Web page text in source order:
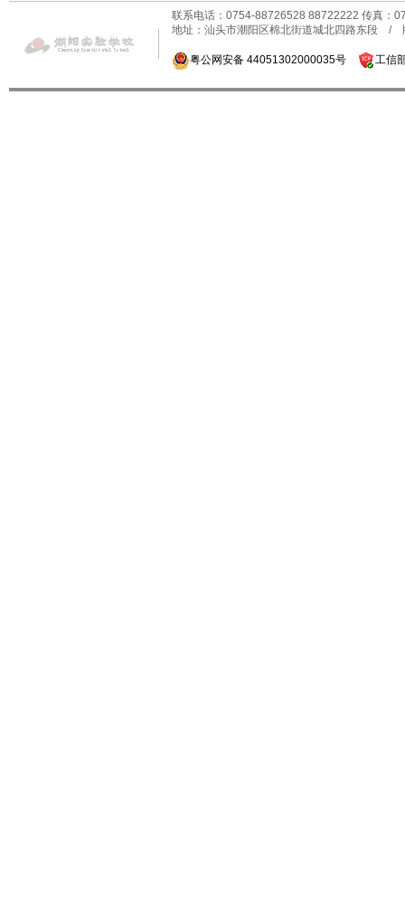
联系电话：0754-88726528 88722222 传真
地址：汕头市潮阳区棉北街道城北四路东段 /
粤公网安备 44051302000035号 工信